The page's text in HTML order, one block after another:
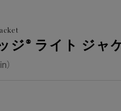
コレクション
コレクション
ジ® ライト ジャ